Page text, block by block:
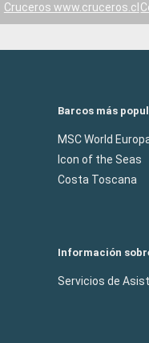
Cruceros www.cruceros.cl
Barcos más
MSC World
Icon of the Seas
Costa Toscana
Información
Servicios de